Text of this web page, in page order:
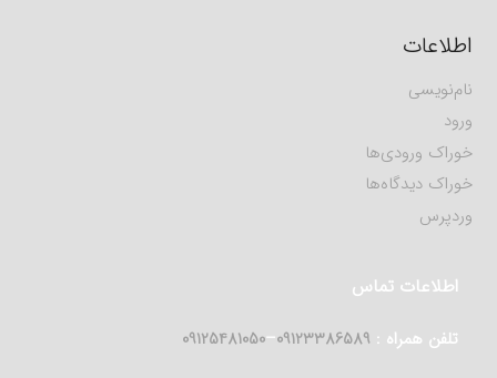
اطلاعات
نام‌نویسی
ورود
خوراک ورودی‌ها
خوراک دیدگاه‌ها
وردپرس
اطلاعات تماس
تلفن همراه : 09123386589
–
09125481050